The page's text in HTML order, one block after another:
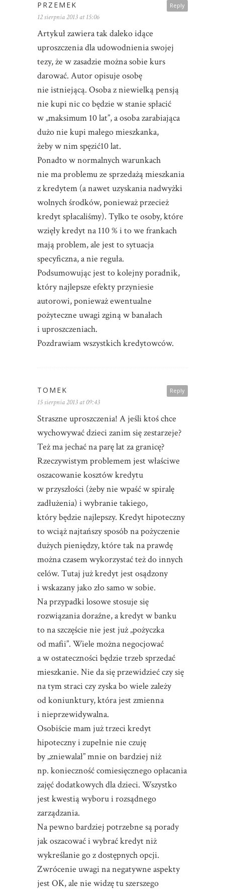
Reply
PRZEMEK
12 sierpnia 2013 at 15:06
Artykuł zawiera tak daleko idące
uproszczenia dla udowodnienia swojej
tezy, że w zasadzie można sobie kurs
darować. Autor opisuje osobę
nie istniejącą. Osoba z niewielką pensją
nie kupi nic co będzie w stanie spłacić
w „maksimum 10 lat”, a osoba zarabiająca
dużo nie kupi małego mieszkanka,
żeby w nim spęzić10 lat.
Ponadto w normalnych warunkach
nie ma problemu ze sprzedażą mieszkania
z kredytem (a nawet uzyskania nadwyżki
wolnych środków, ponieważ przecież
kredyt spłacaliśmy). Tylko te osoby, które
wzięły kredyt na 110 % i to we frankach
mają problem, ale jest to sytuacja
specyficzna, a nie reguła.
Podsumowując jest to kolejny poradnik,
który najlepsze efekty przyniesie
autorowi, ponieważ ewentualne
pożyteczne uwagi zginą w banałach
i uproszczeniach.
Pozdrawiam wszystkich kredytowców.
Reply
TOMEK
15 sierpnia 2013 at 09:43
Straszne uproszczenia! A jeśli ktoś chce
wychowywać dzieci zanim się zestarzeje?
Też ma jechać na parę lat za granicę?
Rzeczywistym problemem jest właściwe
oszacowanie kosztów kredytu
w przyszłości (żeby nie wpaść w spiralę
zadłużenia) i wybranie takiego,
który będzie najlepszy. Kredyt hipoteczny
to wciąż najtańszy sposób na pożyczenie
dużych pieniędzy, które tak na prawdę
można czasem wykorzystać też do innych
celów. Tutaj już kredyt jest osądzony
i wskazany jako zło samo w sobie.
Na przypadki losowe stosuje się
rozwiązania doraźne, a kredyt w banku
to na szczęście nie jest już „pożyczka
od mafii”. Wiele można negocjować
a w ostateczności będzie trzeb sprzedać
mieszkanie. Nie da się przewidzieć czy się
na tym straci czy zyska bo wiele zależy
od koniunktury, która jest zmienna
i nieprzewidywalna.
Osobiście mam już trzeci kredyt
hipoteczny i zupełnie nie czuję
by „zniewalał” mnie on bardziej niż
np. konieczność comiesięcznego opłacania
zajęć dodatkowych dla dzieci. Wszystko
jest kwestią wyboru i rozsądnego
zarządzania.
Na pewno bardziej potrzebne są porady
jak oszacować i wybrać kredyt niż
wykreślanie go z dostępnych opcji.
Zwrócenie uwagi na negatywne aspekty
jest OK, ale nie widzę tu szerszego